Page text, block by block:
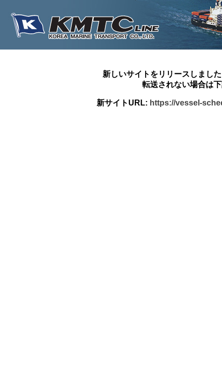
新しいサイトをリリースしまし
転送されない場合は
新サイトURL: https://vessel-